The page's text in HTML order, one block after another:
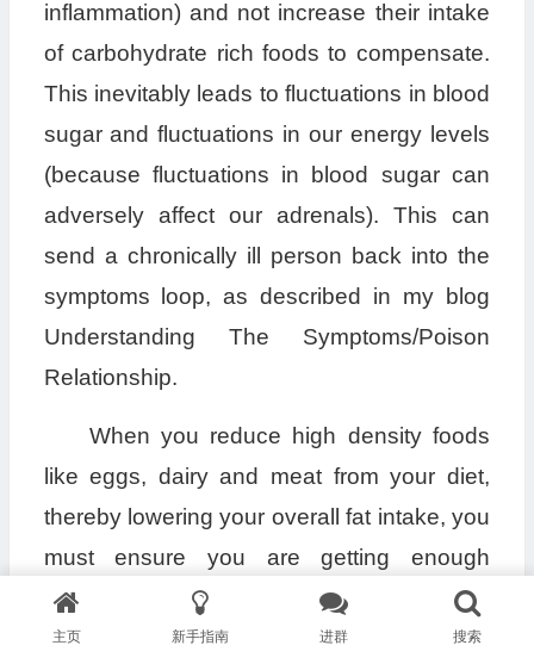
inflammation) and not increase their intake
of carbohydrate rich foods to compensate.
This inevitably leads to fluctuations in blood
sugar and fluctuations in our energy levels
(because fluctuations in blood sugar can
adversely affect our adrenals). This can
send a chronically ill person back into the
symptoms loop, as described in my blog
Understanding The Symptoms/Poison
Relationship.
When you reduce high density foods
like eggs, dairy and meat from your diet,
thereby lowering your overall fat intake, you
must ensure you are getting enough
calories from critical clean carbohydrates
such as potatoes, fruit and squashes.
主页 新手指南 进群 搜索